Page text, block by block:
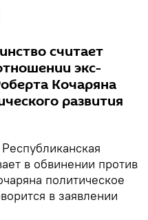
считает
экс-
Кочаряна
развития
Республиканская
в обвинении против
политическое
в заявлении